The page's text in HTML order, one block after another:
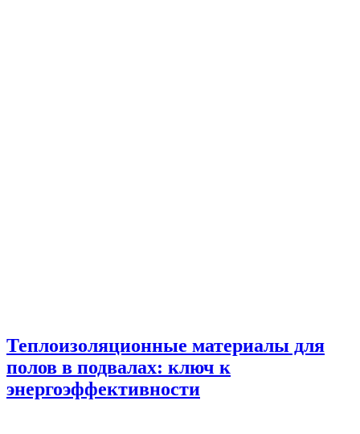
Теплоизоляционные материалы для
полов в подвалах: ключ к
энергоэффективности